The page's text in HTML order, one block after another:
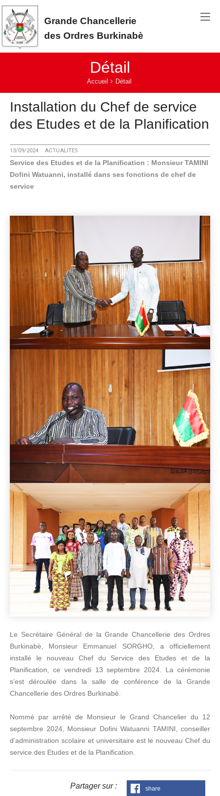
Aller au contenu principal
Grande Chancellerie
des Ordres Burkinabè
Détail
Accueil Détail
Installation du Chef de service
des Etudes et de la Planification
13/09/2024 ACTUALITES
Service des Etudes et de la Planification : Monsieur TAMINI
Dofini Watuanni, installé dans ses fonctions de chef de
service
Le Secrétaire Général de la Grande Chancellerie des Ordres
Burkinabè, Monsieur Emmanuel SORGHO, a officiellement
installé le nouveau Chef du Service des Etudes et de la
Planification, ce vendredi 13 septembre 2024. La cérémonie
s’est déroulée dans la salle de conférence de la Grande
Chancellerie des Ordres Burkinabè.
Nommé par arrêté de Monsieur le Grand Chancelier du 12
septembre 2024, Monsieur Dofini Watuanni TAMINI, conseiller
d’administration scolaire et universitaire est le nouveau Chef du
service des Etudes et de la Planification.
Partager sur : share